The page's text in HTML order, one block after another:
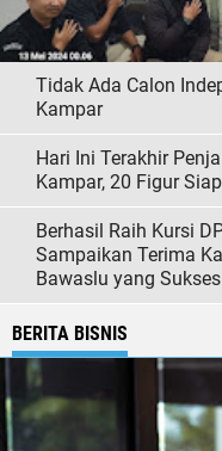
Tidak Ada Calon
Kampar
Hari Ini Terakhir
Kampar, 20 Figur
Berhasil Raih Kursi
Sampaikan Terima
Bawaslu yang
BERITA BISNIS